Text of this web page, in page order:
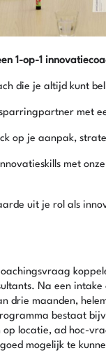
1-op-1
die je altijd kunt
met
op je aanpak,
met
uit je rol als
Na een
drie maanden,
bestaat
op locatie, ad hoc-
mogelijk te